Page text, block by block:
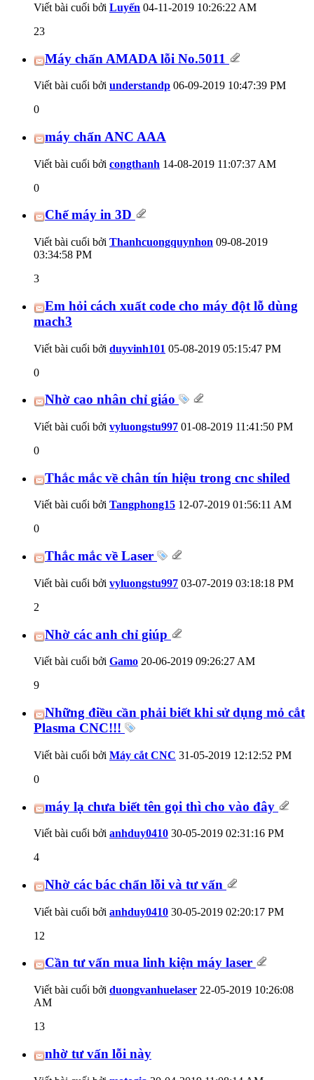
Viết bài cuối bởi Luyến 04-11-2019 10:26:22 AM
23
Máy chấn AMADA lỗi No.5011
Viết bài cuối bởi understandp 06-09-2019 10:47:39 PM
0
máy chấn ANC AAA
Viết bài cuối bởi congthanh 14-08-2019 11:07:37 AM
0
Chế máy in 3D
Viết bài cuối bởi Thanhcuongquynhon 09-08-2019
03:34:58 PM
3
Em hỏi cách xuất code cho máy đột lỗ dùng
mach3
Viết bài cuối bởi duyvinh101 05-08-2019 05:15:47 PM
0
Nhờ cao nhân chỉ giáo
Viết bài cuối bởi vyluongstu997 01-08-2019 11:41:50 PM
0
Thắc mắc về chân tín hiệu trong cnc shiled
Viết bài cuối bởi Tangphong15 12-07-2019 01:56:11 AM
0
Thắc mắc về Laser
Viết bài cuối bởi vyluongstu997 03-07-2019 03:18:18 PM
2
Nhờ các anh chỉ giúp
Viết bài cuối bởi Gamo 20-06-2019 09:26:27 AM
9
Những điều cần phải biết khi sử dụng mỏ cắt
Plasma CNC!!!
Viết bài cuối bởi Máy cắt CNC 31-05-2019 12:12:52 PM
0
máy lạ chưa biết tên gọi thì cho vào đây
Viết bài cuối bởi anhduy0410 30-05-2019 02:31:16 PM
4
Nhờ các bác chẩn lỗi và tư vấn
Viết bài cuối bởi anhduy0410 30-05-2019 02:20:17 PM
12
Cần tư vấn mua linh kiện máy laser
Viết bài cuối bởi duongvanhuelaser 22-05-2019 10:26:08
AM
13
nhờ tư vấn lỗi này